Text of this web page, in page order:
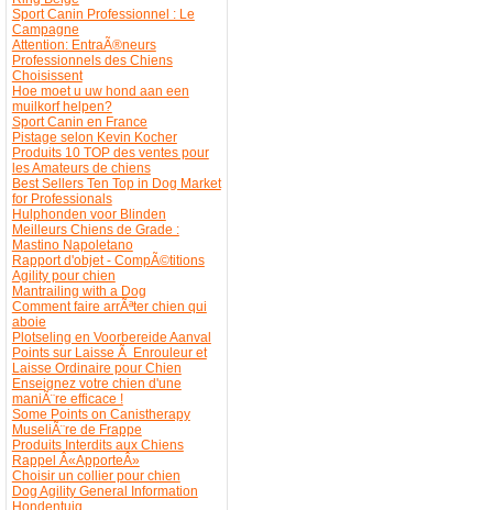
Sport Canin Professionnel : Le
Campagne
Attention: EntraÃ®neurs
Professionnels des Chiens
Choisissent
Hoe moet u uw hond aan een
muilkorf helpen?
Sport Canin en France
Pistage selon Kevin Kocher
Produits 10 TOP des ventes pour
les Amateurs de chiens
Best Sellers Ten Top in Dog Market
for Professionals
Hulphonden voor Blinden
Meilleurs Chiens de Grade :
Mastino Napoletano
Rapport d'objet - CompÃ©titions
Agility pour chien
Mantrailing with a Dog
Comment faire arrÃªter chien qui
aboie
Plotseling en Voorbereide Aanval
Points sur Laisse Ã Enrouleur et
Laisse Ordinaire pour Chien
Enseignez votre chien d'une
maniÃ¨re efficace !
Some Points on Canistherapy
MuseliÃ¨re de Frappe
Produits Interdits aux Chiens
Rappel Â«ApporteÂ»
Choisir un collier pour chien
Dog Agility General Information
Hondentuig